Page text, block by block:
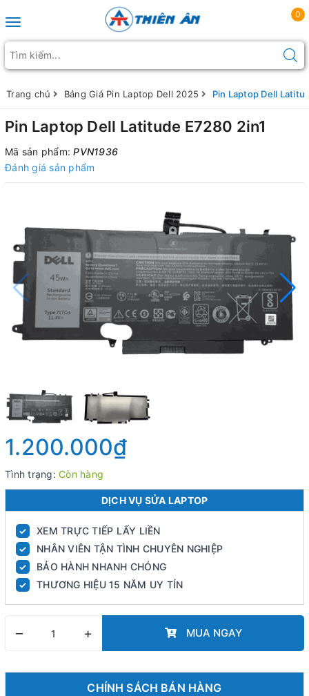
Toggle navigation
0
Trang chủ Bảng Giá Pin Laptop Dell 2025 Pin Laptop Dell
Pin Laptop Dell Latitude E7280 2in1
Mã sản phẩm:PVN1936
Đánh giá sản phẩm
1.200.000₫
Tình trạng: Còn hàng
DỊCH VỤ SỬA LAPTOP
✓ XEM TRỰC TIẾP LẤY LIỀN
✓ NHÂN VIÊN TẬN TÌNH CHUYÊN NGHIỆP
✓ BẢO HÀNH NHANH CHÓNG
✓ THƯƠNG HIỆU 15 NĂM UY TÍN
– + MUA NGAY
CHÍNH SÁCH BÁN HÀNG